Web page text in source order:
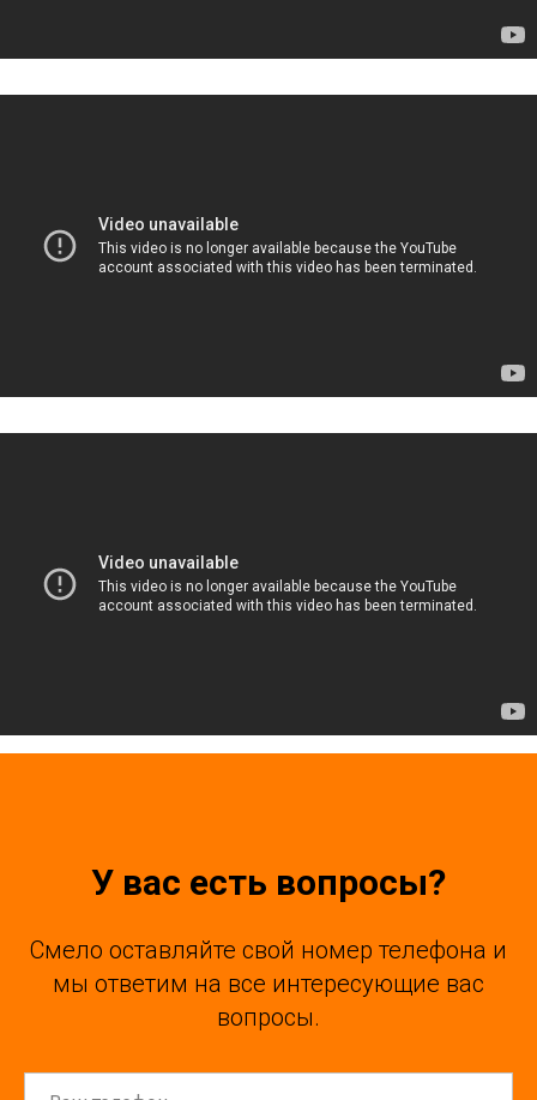
У вас есть вопросы?
Смело оставляйте свой номер телефона и
мы ответим на все интересующие вас
вопросы.